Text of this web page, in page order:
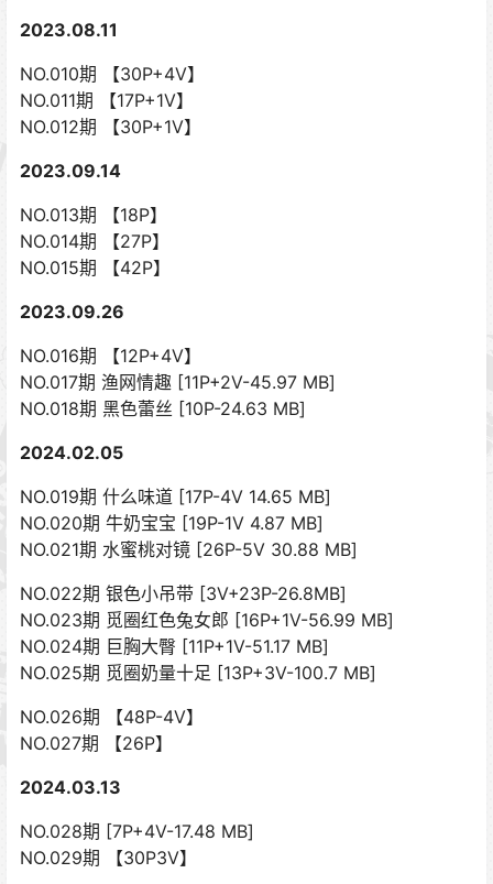
2023.08.11
NO.010期 【30P+4V】
NO.011期 【17P+1V】
NO.012期 【30P+1V】
2023.09.14
NO.013期 【18P】
NO.014期 【27P】
NO.015期 【42P】
2023.09.26
NO.016期 【12P+4V】
NO.017期 渔网情趣 [11P+2V-45.97 MB]
NO.018期 黑色蕾丝 [10P-24.63 MB]
2024.02.05
NO.019期 什么味道 [17P-4V 14.65 MB]
NO.020期 牛奶宝宝 [19P-1V 4.87 MB]
NO.021期 水蜜桃对镜 [26P-5V 30.88 MB]
NO.022期 银色小吊带 [3V+23P-26.8MB]
NO.023期 觅圈红色兔女郎 [16P+1V-56.99 MB]
NO.024期 巨胸大臀 [11P+1V-51.17 MB]
NO.025期 觅圈奶量十足 [13P+3V-100.7 MB]
NO.026期 【48P-4V】
NO.027期 【26P】
2024.03.13
NO.028期 [7P+4V-17.48 MB]
NO.029期 【30P3V】